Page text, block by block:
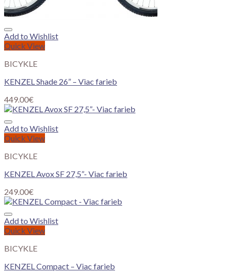
Add to Wishlist
Quick View
BICYKLE
KENZEL Shade 26” – Viac farieb
449.00€
Add to Wishlist
Quick View
BICYKLE
KENZEL Avox SF 27,5”- Viac farieb
249.00€
Add to Wishlist
Quick View
BICYKLE
KENZEL Compact – Viac farieb